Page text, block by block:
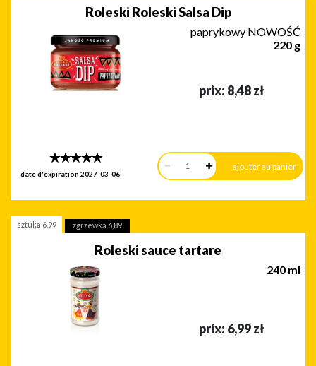
Roleski Roleski Salsa Dip
paprykowy NOWOŚĆ
220 g
prix: 8,48 zł
date d'expiration2027-03-06
sztuka 6,99 zgrzewka 6,89
Roleski sauce tartare
240 ml
prix: 6,99 zł